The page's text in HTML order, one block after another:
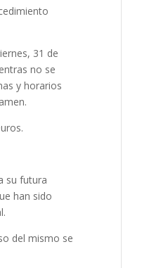
31 de
no se
y horarios
su futura
han sido
del mismo se